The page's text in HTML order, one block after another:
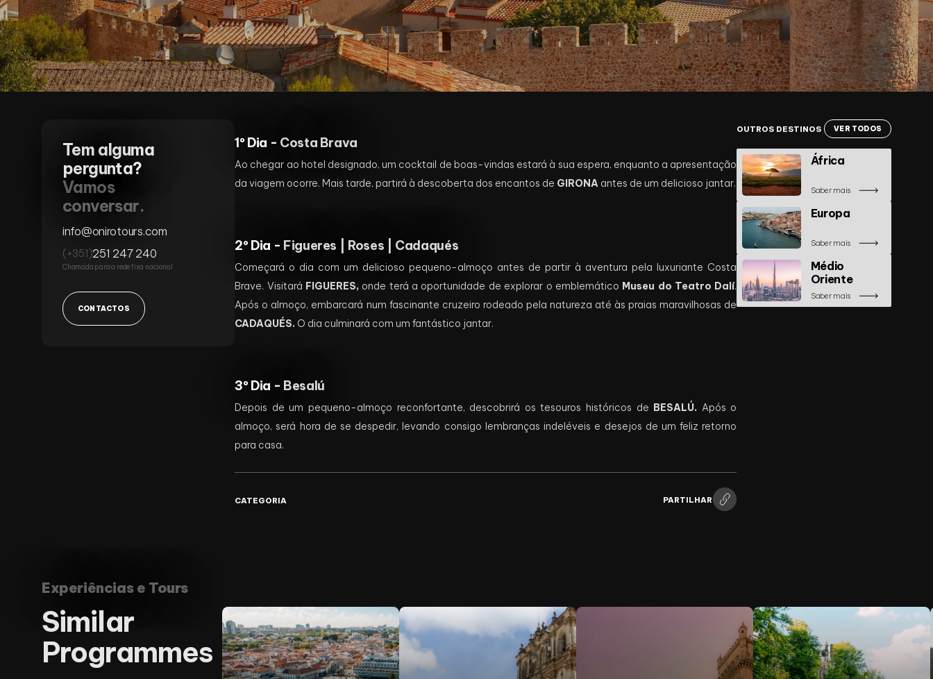
Tem alguma
pergunta?
Vamos
conversar.
info@onirotours.com
(+351)251 247 240
Chamada para a rede fixa nacional
CONTACTOS
1º Dia - Costa Brava
Ao chegar ao hotel designado, um cocktail de boas-vindas estará à sua espera, enquanto a apresentação
da viagem ocorre. Mais tarde, partirá à descoberta dos encantos de GIRONA antes de um delicioso jantar.
2º Dia - Figueres | Roses | Cadaqués
Começará o dia com um delicioso pequeno-almoço antes de partir à aventura pela luxuriante Costa
Brave. Visitará FIGUERES,onde terá a oportunidade de explorar o emblemático Museu do Teatro Dalí.
Após o almoço, embarcará num fascinante cruzeiro rodeado pela natureza até às praias maravilhosas de
CADAQUÉS. O dia culminará com um fantástico jantar.
3º Dia - Besalú
Depois de um pequeno-almoço reconfortante, descobrirá os tesouros históricos de BESALÚ. Após o
almoço, será hora de se despedir, levando consigo lembranças indeléveis e desejos de um feliz retorno
para casa.
CATEGORIA PARTILHAR
OUTROS DESTINOS VER TODOS
África
Saber mais
Europa
Saber mais
Médio
Oriente
Saber mais
Experiências e Tours
Similar
Programmes